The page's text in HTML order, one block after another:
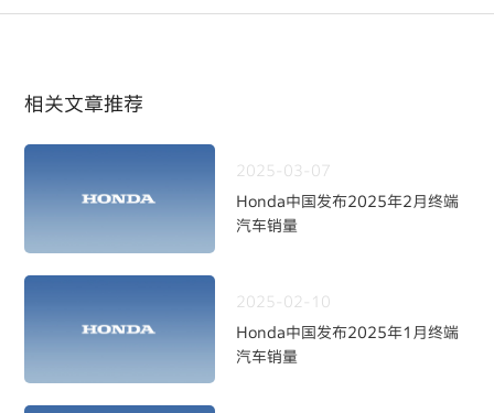
相关文章推荐
2025-03-07
Honda中国发布2025年2月终端
汽车销量
2025-02-10
Honda中国发布2025年1月终端
汽车销量